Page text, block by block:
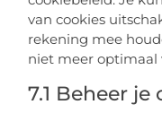
van cookies
rekening mee
niet meer optimaal
7.1 Beheer